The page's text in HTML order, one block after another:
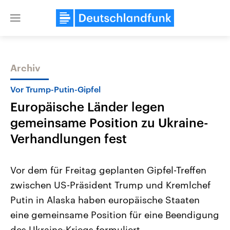
Close
Themen
2026
Alle Informationen
Sachsen-Anhalt wählt am 6.
September 2026 einen neuen
Landtag. Seit 2021 wird das
Bundesland von einer Koalition aus
Aktuelle Beiträge,
Hintergründe
Wirtschaftlich und
gehören die Vereinigten
den mächtigsten Ländern
mit großem Einfluss auf
Archiv
Vor Trump-Putin-Gipfel
Europäische Länder legen
gemeinsame Position zu Ukraine-
Verhandlungen fest
Vor dem für Freitag geplanten Gipfel-Treffen
zwischen US-Präsident Trump und Kremlchef
Putin in Alaska haben europäische Staaten
eine gemeinsame Position für eine Beendigung